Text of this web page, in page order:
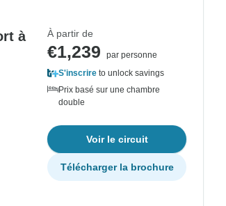
à
À partir de
€1,239
par personne
S'inscrire to unlock savings
Prix basé sur une chambre
double
Voir le circuit
Télécharger la brochure